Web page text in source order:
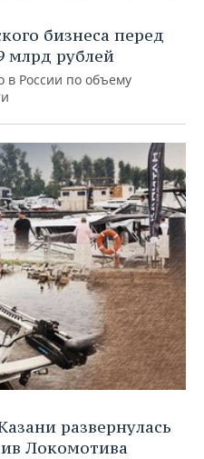
бизнеса перед
млрд рублей
в России по объему
развернулась
Локомотива